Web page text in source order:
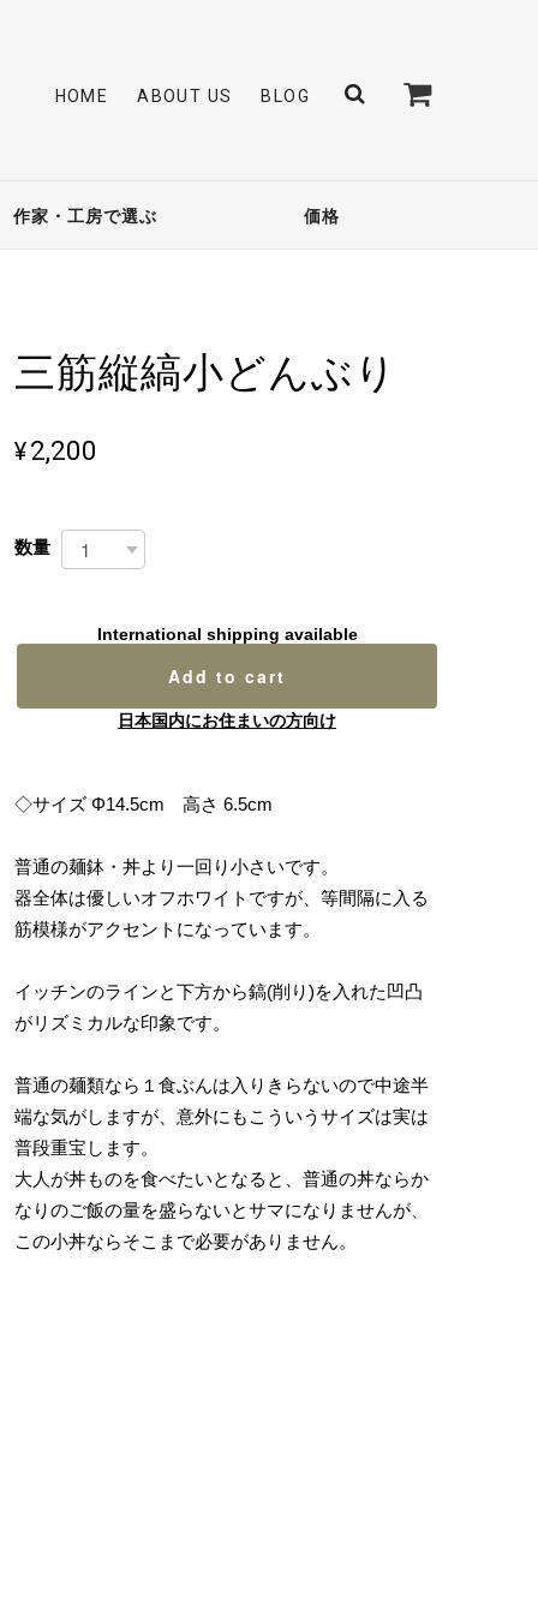
HOME ABOUT US BLOG
作家・工房で選ぶ 価格
三筋縦縞小どんぶり
¥2,200
数量
International shipping available
Add to cart
日本国内にお住まいの方向け
◇サイズ Φ14.5cm 高さ 6.5cm
普通の麺鉢・丼より一回り小さいです。
器全体は優しいオフホワイトですが、等間隔に入る
筋模様がアクセントになっています。
イッチンのラインと下方から鎬(削り)を入れた凹凸
がリズミカルな印象です。
普通の麺類なら１食ぶんは入りきらないので中途半
端な気がしますが、意外にもこういうサイズは実は
普段重宝します。
大人が丼ものを食べたいとなると、普通の丼ならか
なりのご飯の量を盛らないとサマになりませんが、
この小丼ならそこまで必要がありません。